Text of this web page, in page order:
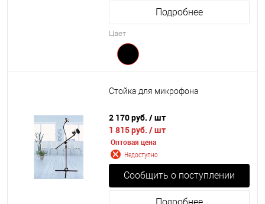
Подробнее
Цвет
Стойка для микрофона
2 170 руб. / шт
1 815 руб. / шт
Оптовая цена
Недоступно
Сообщить о поступлении